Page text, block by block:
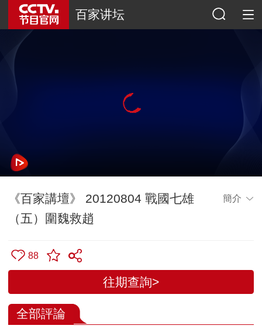
百家讲坛
《百家講壇》 20120804 戰國七雄
（五）圍魏救趙
簡介
88
往期查詢>
全部評論